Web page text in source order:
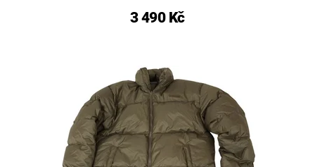
3 490 Kč